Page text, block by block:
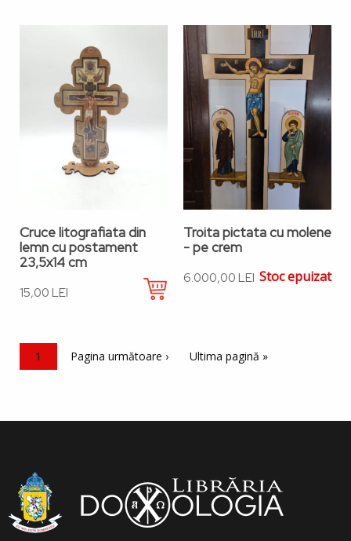
Cruce litografiata din
lemn cu postament
23,5x14 cm
15,00 LEI
Troita pictata cu molene
- pe crem
6.000,00 LEI Stoc epuizat
Paginație
Pagina curentă
1 Pagina următoare
Pagina următoare › Ultima pagină
Ultima pagină »